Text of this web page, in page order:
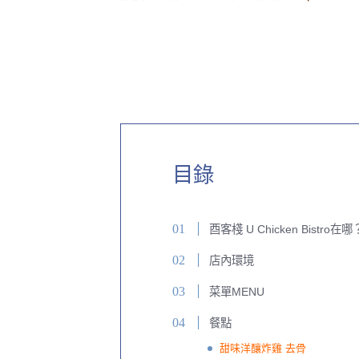
目錄
酉客棧 U Chicken Bistro在哪
店內環境
菜單MENU
餐點
甜味洋釀炸雞 去骨